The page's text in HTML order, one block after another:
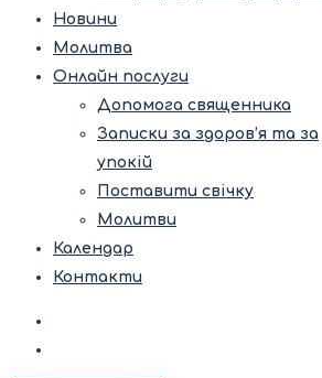
Новини
Молитва
Онлайн послуги
Допомога священника
Записки за здоров’я та за
упокій
Поставити свічку
Молитви
Календар
Контакти